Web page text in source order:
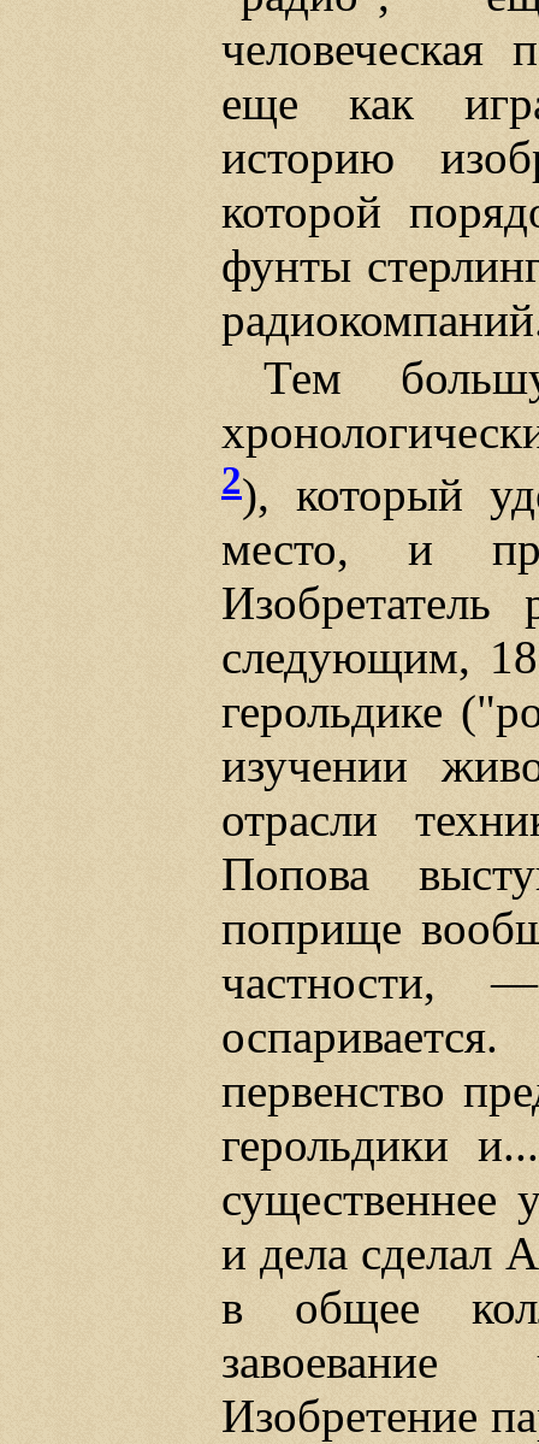
еще как
историю
которой
фунты
Тем
2), который
место, и
следующим,
герольдике
изучении
отрасли
Попова
поприще
частности,
первенство
герольдики
существеннее
и дела сделал
в общее
Изобретение